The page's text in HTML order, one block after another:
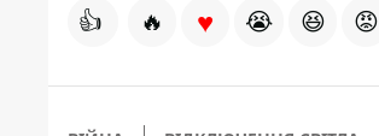
👍 🔥 ♥ 😭 😆 😡